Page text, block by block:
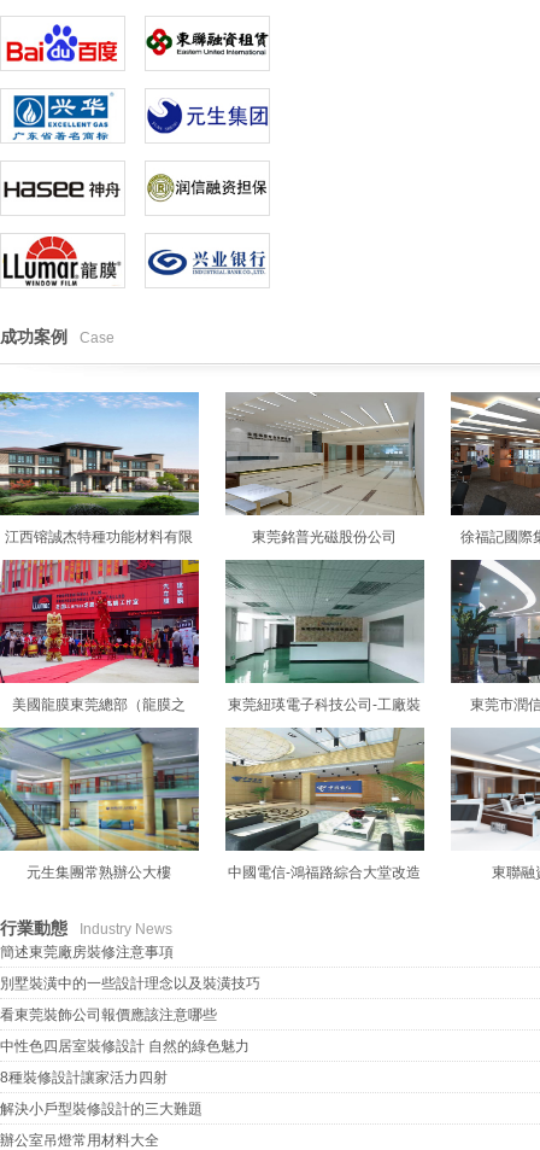
成功案例 Case
江西镕誠杰特種功能材料有限
東莞銘普光磁股份公司 徐福記國際
美國龍膜東莞總部（龍膜之
東莞紐瑛電子科技公司-工廠裝
東莞市潤
元生集團常熟辦公大樓 中國電信-鴻福路綜合大堂改造 東聯融
行業動態
Industry News
簡述東莞廠房裝修注意事項
別墅裝潢中的一些設計理念以及裝潢技巧
看東莞裝飾公司報價應該注意哪些
中性色四居室裝修設計 自然的綠色魅力
8種裝修設計讓家活力四射
解決小戶型裝修設計的三大難題
辦公室吊燈常用材料大全